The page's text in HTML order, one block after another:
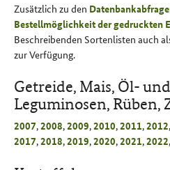
Zusätzlich zu den
Bestellmöglichkeit der gedruckten
Beschreibenden Sortenlisten auch
zur Verfügung.
Getreide, Mais, Öl-
Leguminosen, Rüben,
2007,2008,2009,2010,2011,2012,
2017,2018,2019,2020,2021,2022,